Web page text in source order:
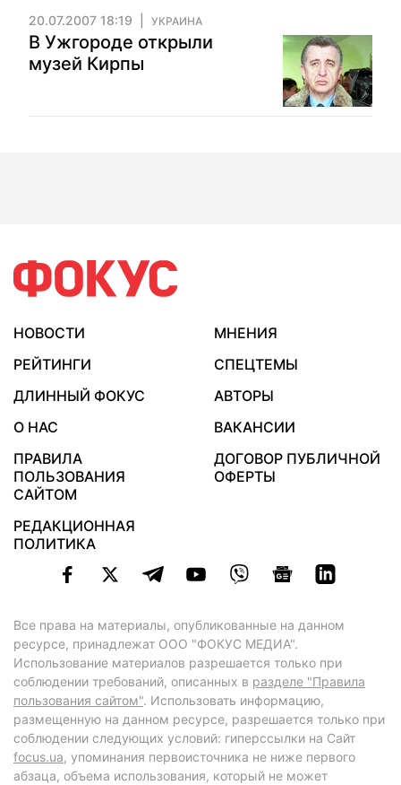
20.07.2007 18:19 УКРАИНА
В Ужгороде открыли
музей Кирпы
НОВОСТИ
МНЕНИЯ
РЕЙТИНГИ
СПЕЦТЕМЫ
ДЛИННЫЙ ФОКУС
АВТОРЫ
О НАС
ВАКАНСИИ
ПРАВИЛА
ПОЛЬЗОВАНИЯ
САЙТОМ
ДОГОВОР ПУБЛИЧНОЙ
ОФЕРТЫ
РЕДАКЦИОННАЯ
ПОЛИТИКА
Все права на материалы, опубликованные на данном
ресурсе, принадлежат ООО "ФОКУС МЕДИА".
Использование материалов разрешается только при
соблюдении требований, описанных в разделе "Правила
пользования сайтом". Использовать информацию,
размещенную на данном ресурсе, разрешается только при
соблюдении следующих условий: гиперссылки на Сайт
focus.ua, упоминания первоисточника не ниже первого
абзаца, объема использования, который не может